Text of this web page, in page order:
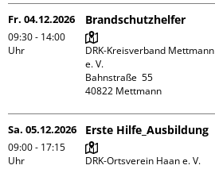
Fr. 04.12.2026
09:30 - 14:00
Uhr
Brandschutzhelfer
DRK-Kreisverband Mettmann
e. V.
Bahnstraße  55
Sa. 05.12.2026
09:00 - 17:15
Uhr
Erste Hilfe_Ausbildung
DRK-Ortsverein Haan e. V.